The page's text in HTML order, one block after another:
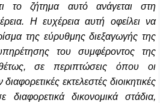
το ζήτημα αυτό ανάγεται στη
Η ευχέρεια αυτή οφείλει να
της εύρυθμης διεξαγωγής της
του συμφέροντος της
σε περιπτώσεις όπου οι
εκτελεστές διοικητικές
διαφορετικά δικονομικά στάδια,